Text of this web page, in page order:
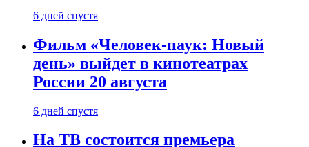
6 дней спустя
Фильм «Человек-паук: Новый
день» выйдет в кинотеатрах
России 20 августа
6 дней спустя
На ТВ состоится премьера